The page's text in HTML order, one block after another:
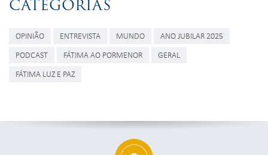
CATEGORIAS
OPINIÃO ENTREVISTA MUNDO
ANO JUBILAR 2025
PODCAST
FÁTIMA AO PORMENOR
GERAL
FÁTIMA LUZ E PAZ